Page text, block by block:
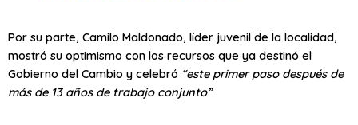
Por su parte, Camilo Maldonado, líder juvenil de la localidad,
mostró su optimismo con los recursos que ya destinó el
Gobierno del Cambio y celebró “este primer paso después de
más de 13 años de trabajo conjunto”.